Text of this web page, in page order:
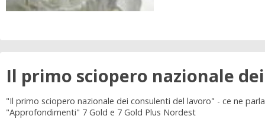
Il primo sciopero nazionale
"Il primo sciopero nazionale dei consulenti del lavoro" - ce ne
"Approfondimenti" 7 Gold e 7 Gold Plus Nordest